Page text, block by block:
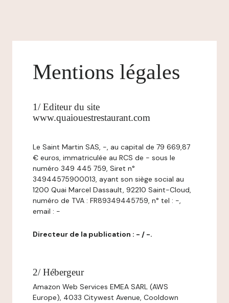
Mentions légales
1/ Editeur du site
www.quaiouestrestaurant.com
Le Saint Martin SAS, -, au capital de 79 669,87
€ euros, immatriculée au RCS de - sous le
numéro 349 445 759, Siret n°
34944575900013, ayant son siège social au
1200 Quai Marcel Dassault, 92210 Saint-Cloud,
numéro de TVA : FR89349445759, n° tel : -,
email : -
Directeur de la publication : - / -.
2/ Hébergeur
Amazon Web Services EMEA SARL (AWS
Europe), 4033 Citywest Avenue, Cooldown